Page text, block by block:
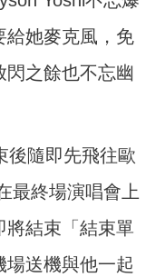
給她麥克風，免
之餘也不忘幽
後隨即先飛往歐
最終場演唱會上
將結束「結束單
送機與他一起